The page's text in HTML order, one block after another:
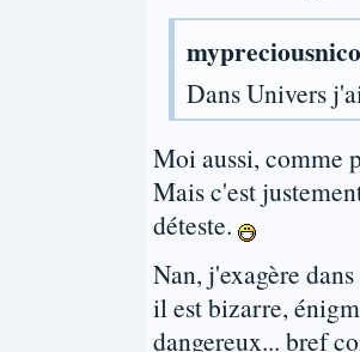
Dans Univers
Moi aussi, comme
Mais c'est
déteste.
Nan, j'exagère
il est bizarre,
dangereux... bref